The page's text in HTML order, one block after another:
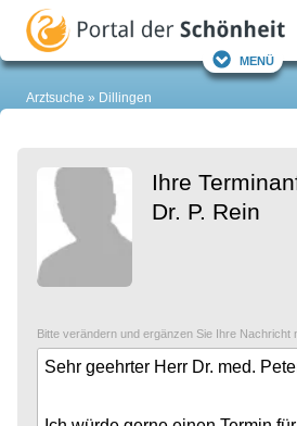
Menü
Arztsuche Dillingen
Ihre
Dr. P. Rein
Bitte verändern und ergänzen Sie Ihre Nachricht